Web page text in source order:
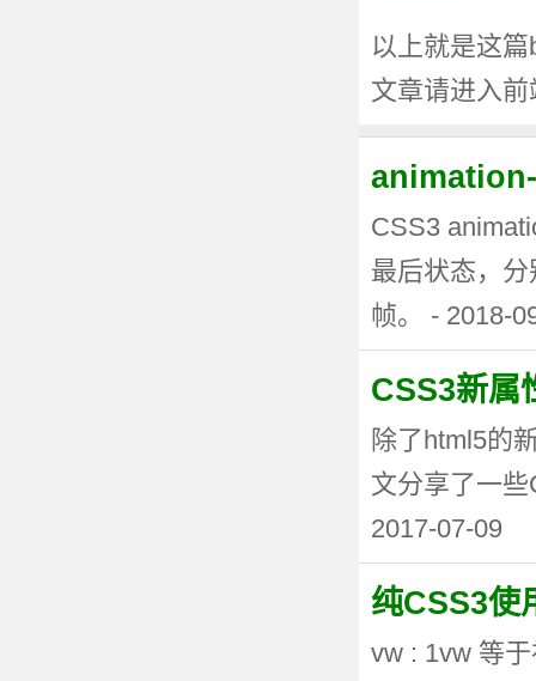
以上就是这
文章请进入
CSS3
最后状态，
帧。 - 2018-
CSS3新属
除了html5的
文分享了一
2017-07-09
纯CSS3使
vw : 1vw 等